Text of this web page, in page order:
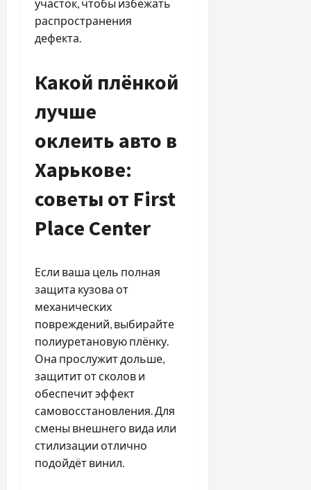
участок, чтобы избежать
распространения
дефекта.
Какой плёнкой
лучше
оклеить авто в
Харькове:
советы от First
Place Center
Если ваша цель полная
защита кузова от
механических
повреждений, выбирайте
полиуретановую плёнку.
Она прослужит дольше,
защитит от сколов и
обеспечит эффект
самовосстановления. Для
смены внешнего вида или
стилизации отлично
подойдёт винил.